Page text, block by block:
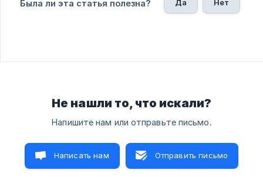
Была ли эта статья полезна? Да Нет
Не нашли то, что искали?
Напишите нам или отправьте письмо.
Написать нам Отправить письмо